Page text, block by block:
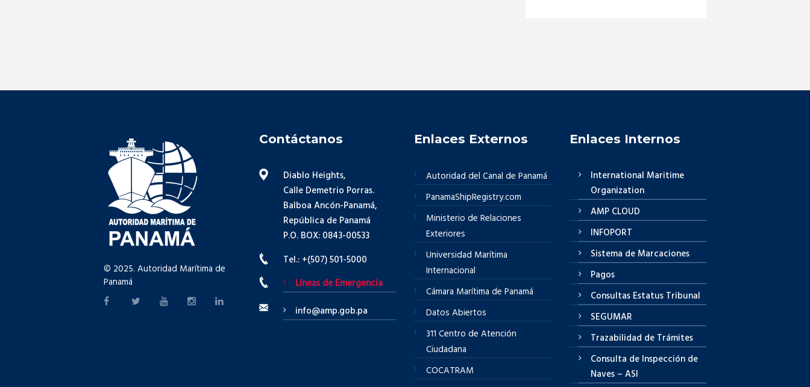
© 2025. Autoridad Marítima de
Panamá
Contáctanos
Diablo Heights,
Calle Demetrio Porras.
Balboa Ancón-Panamá,
República de Panamá
P.O. BOX: 0843-00533
Tel.: +(507) 501-5000
Líneas de Emergencia
info@amp.gob.pa
Enlaces Externos
Autoridad del Canal de Panamá
PanamaShipRegistry.com
Ministerio de Relaciones
Exteriores
Universidad Marítima
Internacional
Cámara Marítima de Panamá
Datos Abiertos
311 Centro de Atención
Ciudadana
COCATRAM
Enlaces Internos
International Maritime
Organization
AMP CLOUD
INFOPORT
Sistema de Marcaciones
Pagos
Consultas Estatus Tribunal
SEGUMAR
Trazabilidad de Trámites
Consulta de Inspección de
Naves – ASI